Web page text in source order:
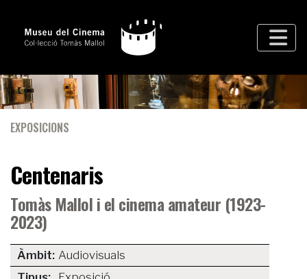
EXPOSICIONS
Centenaris
Tomàs Mallol i el cinema amateur (1923-
2023)
Àmbit: Audiovisuals